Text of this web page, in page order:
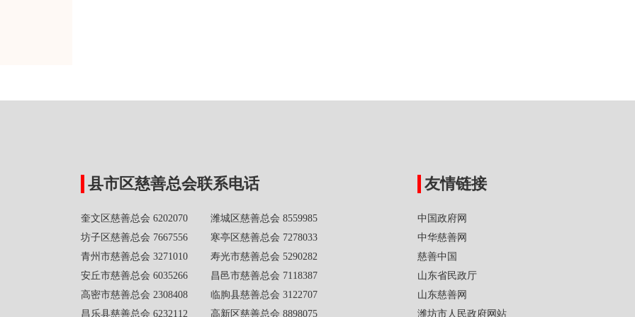
县市区慈善总会联系电话
奎文区慈善总会 6202070 潍城区慈善总会 8559985
坊子区慈善总会 7667556 寒亭区慈善总会 7278033
青州市慈善总会 3271010 寿光市慈善总会 5290282
安丘市慈善总会 6035266 昌邑市慈善总会 7118387
高密市慈善总会 2308408 临朐县慈善总会 3122707
昌乐县慈善总会 6232112 高新区慈善总会 8898075
友情链接
中国政府网
中华慈善网
慈善中国
山东省民政厅
山东慈善网
潍坊市人民政府网站